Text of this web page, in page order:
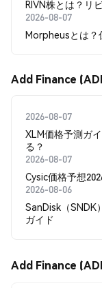
RIVN株とは？リ
2026-08-07
Morpheusとは？
Add Finance
2026-08-07
XLM価格予測ガ
る？
2026-08-07
Cysic価格予想
2026-08-06
SanDisk（SNDK
ガイド
Add Finance